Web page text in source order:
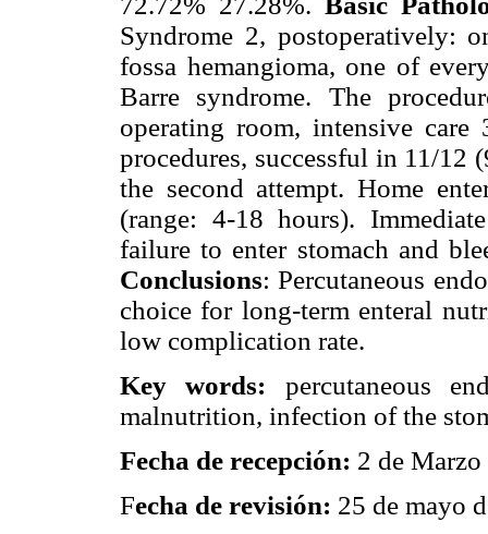
Syndrome 2, postoperatively:
fossa hemangioma, one of
Barre syndrome. The
operating room, intensive
procedures, successful in 11/12
the second attempt. Home
(range: 4-18 hours).
failure to enter stomach and
Conclusions: Percutaneous
choice for long-term enteral
low complication rate.
Key words: percutaneous
malnutrition, infection of the
Fecha de recepción: 2 de
Fecha de revisión: 25 de mayo